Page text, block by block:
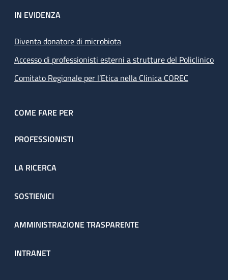
IN EVIDENZA
Diventa donatore di microbiota
Accesso di professionisti esterni a strutture del Policlinico
Comitato Regionale per l’Etica nella Clinica COREC
COME FARE PER
PROFESSIONISTI
LA RICERCA
SOSTIENICI
AMMINISTRAZIONE TRASPARENTE
INTRANET